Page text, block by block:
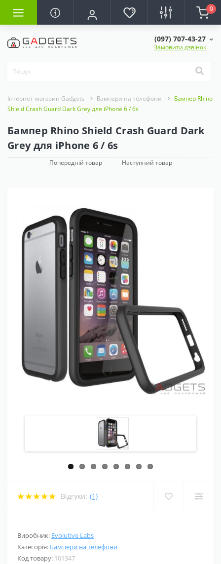
0
(097) 707-43-27
Замовити дзвінок
Інтернет-магазин Gadgets Бампери на телефони
Бампер Rhino
Shield Crash Guard Dark Grey для iPhone 6 / 6s
Бампер Rhino Shield Crash Guard Dark
Grey для iPhone 6 / 6s
Попередній товар Наступний товар
Відгуки: (1)
Виробник: Evolutive Labs
Категорія: Бампери на телефони
Код товару: 101347